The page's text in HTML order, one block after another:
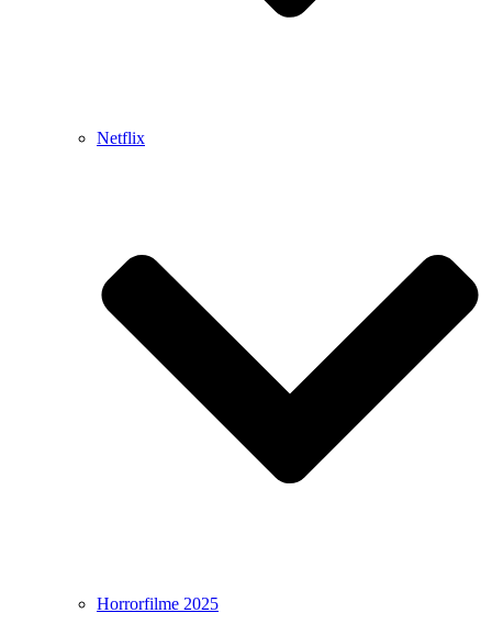
Netflix
Horrorfilme 2025